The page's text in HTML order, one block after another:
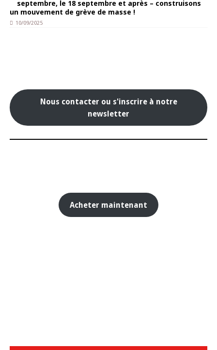
septembre, le 18 septembre et après – construisons
un mouvement de grève de masse !
10/09/2025
Nous contacter ou s'inscrire à notre
newsletter
Acheter maintenant